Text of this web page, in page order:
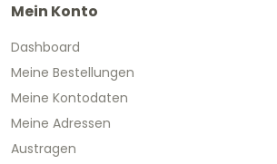
Mein Konto
Dashboard
Meine Bestellungen
Meine Kontodaten
Meine Adressen
Austragen